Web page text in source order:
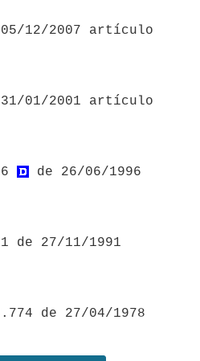
de 26/06/1996
de 27/11/1991
de 27/04/1978